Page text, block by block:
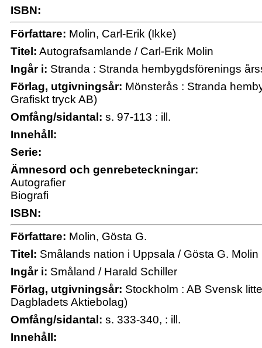
ISBN:
Författare: Molin, Carl-Erik (Ikke)
Titel: Autografsamlande / Carl-Erik Molin
Ingår i: Stranda : Stranda hembygdsförenings
Förlag, utgivningsår: Mönsterås : Stranda
Grafiskt tryck AB)
Omfång/sidantal: s. 97-113 : ill.
Innehåll:
Serie:
Ämnesord och genrebeteckningar:
Autografier
Biografi
ISBN:
Författare: Molin, Gösta G.
Titel: Smålands nation i Uppsala / Gösta G. Molin
Ingår i: Småland / Harald Schiller
Förlag, utgivningsår: Stockholm : AB Svensk
Dagbladets Aktiebolag)
Omfång/sidantal: s. 333-340, : ill.
Innehåll: